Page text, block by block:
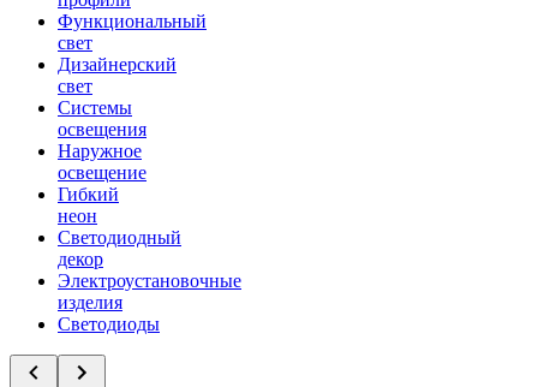
Функциональный
свет
Дизайнерский
свет
Системы
освещения
Наружное
освещение
Гибкий
неон
Светодиодный
декор
Электроустановочные
изделия
Светодиоды